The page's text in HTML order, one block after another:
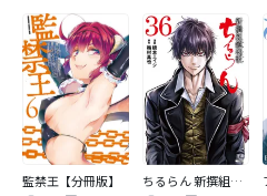
監禁王【分冊版】
ちるらん 新撰組鎮魂歌